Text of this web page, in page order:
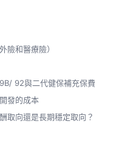
險和醫療險）
92與二代健保補充保費
發的成本
取向還是長期穩定取向？